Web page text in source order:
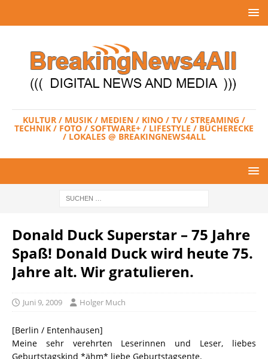
KULTUR / MUSIK / MEDIEN / KINO / TV / STREAMING /
TECHNIK / FOTO / SOFTWARE+ / LIFESTYLE / BÜCHERECKE
/ LOKALES @ BREAKINGNEWS4ALL
Donald Duck Superstar – 75 Jahre
Spaß! Donald Duck wird heute 75.
Jahre alt. Wir gratulieren.
Juni 9, 2009 Holger Much
[Berlin / Entenhausen]
Meine sehr verehrten Leserinnen und Leser, liebes
Geburtstagskind *ähm* liebe Geburtstagsente.